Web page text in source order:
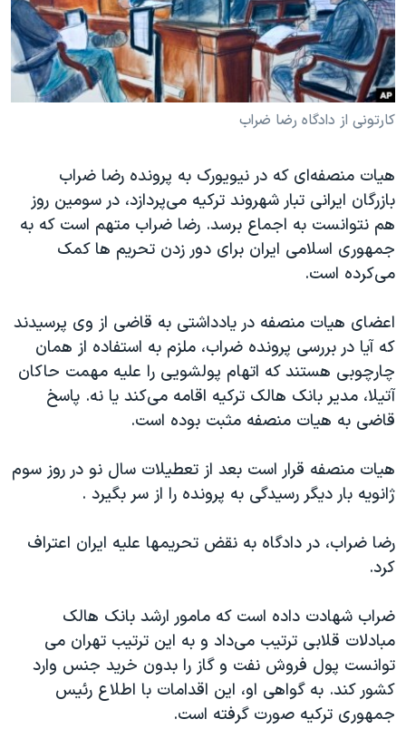
فرهنگ و زندگی
حقوق شهروندی
اقتصادی
علم و فناوری
گالری عکس
آرشیو پخش زنده
مستندها
انتخابات ریاست جمهوری آمریکا ۲۰۲۴
حمله جمهوری اسلامی به اسرائیل
رمز مهسا
اعتراضات زن، زندگی، آزادی
مجموعه مستندهای دادخواهی
تریبونال مردمی آبان ۹۸
دادگاه حمید نوری
قانون شفافیت دارائی کادر رهبری ایران
اعتراضات مردمی آبان ۹۸
اسرائیل در جنگ
همایش محافظه‌کاران آمریکا «سی‌پک»
صفحه‌های ویژه
سفر پرزیدنت ترامپ به چین
دنبال کنید
کارتونی از دادگاه رضا ضراب
هیات منصفه‌ای که در نیویورک به پرونده رضا ضراب
بازرگان ایرانی تبار شهروند ترکیه می‌پردازد، در سومین روز
هم نتوانست به اجماع برسد. رضا ضراب متهم است که به
جمهوری اسلامی ایران برای دور زدن تحریم ها کمک
می‌کرده است.
اعضای هیات منصفه در یادداشتی به قاضی از وی پرسیدند
که آیا در بررسی پرونده ضراب، ملزم به استفاده از همان
چارچوبی هستند که اتهام پولشویی را علیه مهمت حاکان
آتیلا، مدیر بانک هالک ترکیه اقامه می‌کند یا نه. پاسخ
قاضی به هیات منصفه مثبت بوده است.
هیات منصفه قرار است بعد از تعطیلات سال نو در روز سوم
ژانویه بار دیگر رسیدگی به پرونده را از سر بگیرد .
رضا ضراب، در دادگاه به نقض تحریمها علیه ایران اعتراف
کرد.
ضراب شهادت داده است که مامور ارشد بانک هالک
مبادلات قلابی ترتیب می‌داد و به این ترتیب تهران می
توانست پول فروش نفت و گاز را بدون خرید جنس وارد
کشور کند. به گواهی او، این اقدامات با اطلاع رئیس
جمهوری ترکیه صورت گرفته است.